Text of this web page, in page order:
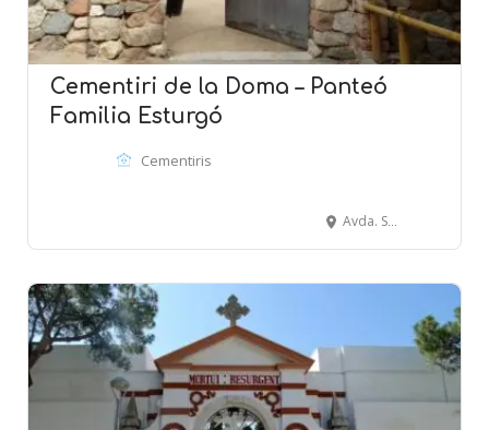
Cementiri de la Doma – Panteó
Familia Esturgó
Cementiris
Avda. Sant Esteve 1, La Garriga